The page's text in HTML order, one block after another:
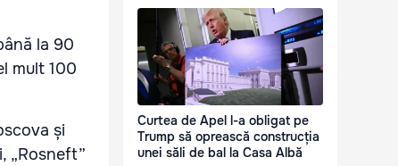
la 90
mult 100
și
„Rosneft”
Curtea de Apel l-a obligat pe
Trump să oprească construcția
unei săli de bal la Casa Albă